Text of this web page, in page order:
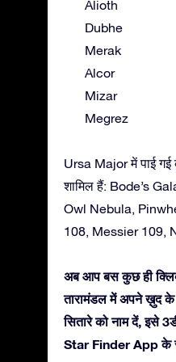
Alioth
Dubhe
Merak
Alcor
Mizar
Megrez
Ursa Major में पाई
शामिल हैं: Bode’s
Owl Nebula,
108, Messier 109,
अब आप बस कुछ ही
तारामंडल में अपने ख़ुद
सितारे को नाम दें, इसे
Star Finder App के